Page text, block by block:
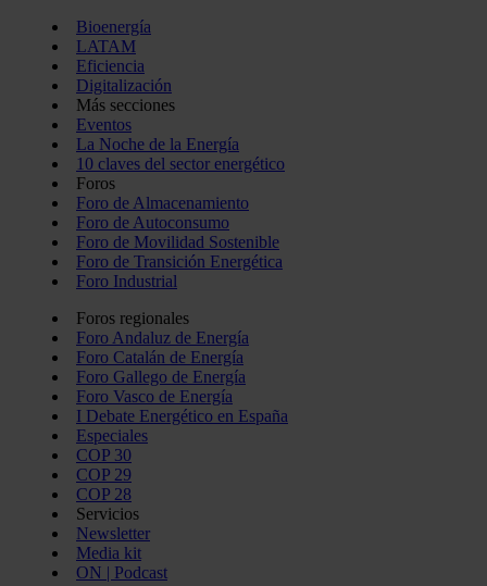
Bioenergía
LATAM
Eficiencia
Digitalización
Más secciones
Eventos
La Noche de la Energía
10 claves del sector energético
Foros
Foro de Almacenamiento
Foro de Autoconsumo
Foro de Movilidad Sostenible
Foro de Transición Energética
Foro Industrial
Foros regionales
Foro Andaluz de Energía
Foro Catalán de Energía
Foro Gallego de Energía
Foro Vasco de Energía
I Debate Energético en España
Especiales
COP 30
COP 29
COP 28
Servicios
Newsletter
Media kit
ON | Podcast